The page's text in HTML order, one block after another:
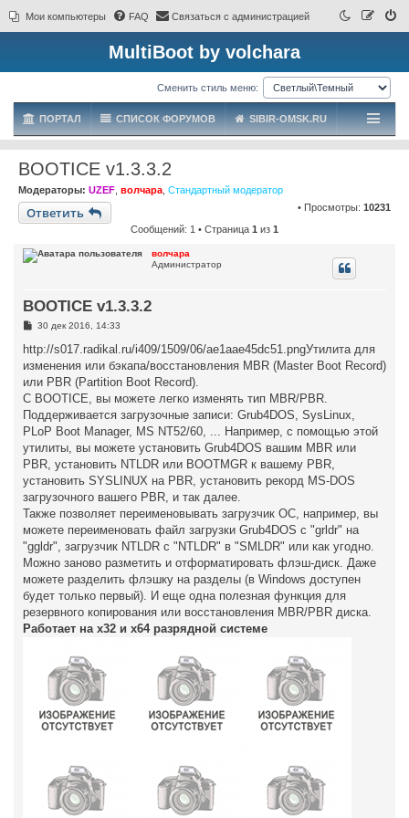
Мои компьютеры FAQ Связаться с администрацией
MultiBoot by volchara
Сменить стиль меню:
ПОРТАЛ СПИСОК ФОРУМОВ SIBIR-OMSK.RU
BOOTICE v1.3.3.2
Модераторы: UZEF волчара Стандартный модератор
Ответить • Просмотры: 10231
Сообщений: 1 • Страница 1 из 1
волчара
Администратор
BOOTICE v1.3.3.2
С
о
б
щ
е
и
е
30 дек 2016, 14:33
http://s017.radikal.ru/i409/1509/06/ae1aae45dc51.pngУтилита для
изменения или бэкапа/восстановления MBR (Master Boot Record)
или PBR (Partition Boot Record).
С BOOTICE, вы можете легко изменять тип MBR/PBR.
Поддерживается загрузочные записи: Grub4DOS, SysLinux,
PLoP Boot Manager, MS NT52/60, ... Например, с помощью этой
утилиты, вы можете установить Grub4DOS вашим MBR или
PBR, установить NTLDR или BOOTMGR к вашему PBR,
установить SYSLINUX на PBR, установить рекорд MS-DOS
загрузочного вашего PBR, и так далее.
Также позволяет переименовывать загрузчик ОС, например, вы
можете переименовать файл загрузки Grub4DOS с "grldr" на
"ggldr", загрузчик NTLDR с "NTLDR" в "SMLDR" или как угодно.
Можно заново разметить и отформатировать флэш-диск. Даже
можете разделить флэшку на разделы (в Windows доступен
будет только первый). И еще одна полезная функция для
резервного копирования или восстановления MBR/PBR диска.
Работает на x32 и x64 разрядной системе